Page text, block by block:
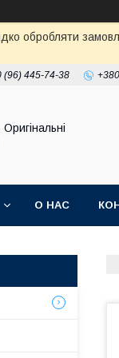
обробляти
(96) 445-74-38
О НАС